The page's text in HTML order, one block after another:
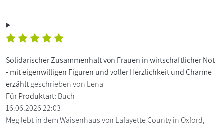
Solidarischer Zusammenhalt von Frauen in wirtschaftlicher Not
- mit eigenwilligen Figuren und voller Herzlichkeit und Charme
erzähltgeschrieben von Lena
Für Produktart: Buch
16.06.2026 22:03
Meg lebt in dem Waisenhaus von Lafayette County in Oxford,